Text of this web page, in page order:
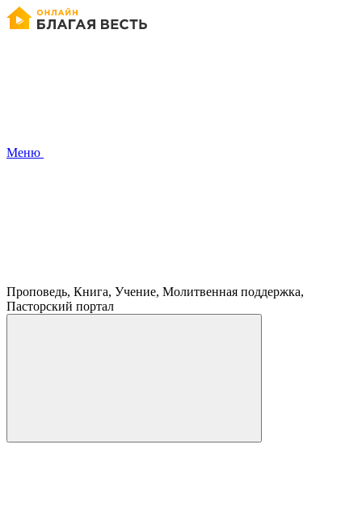
Меню
Проповедь, Книга, Учение, Молитвенная поддержка,
Пасторский портал